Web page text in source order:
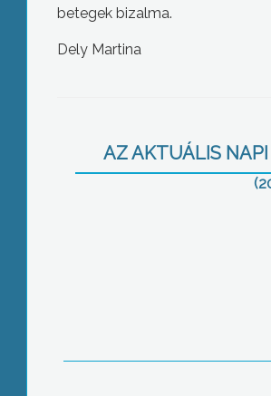
betegek bizalma.
Dely Martina
AZ AKTUÁLIS NAPI
készülék